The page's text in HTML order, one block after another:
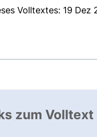
Volltextes: 19 Dez
zum Volltext